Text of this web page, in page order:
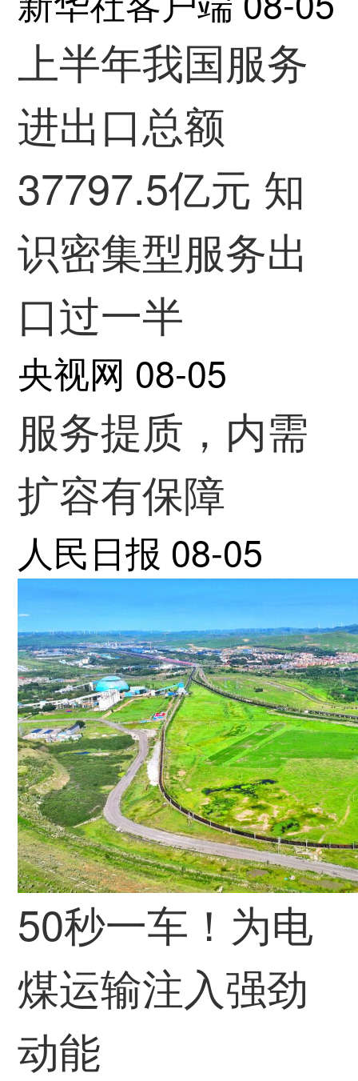
上半年我国服务
进出口总额
37797.5亿元 知
识密集型服务出
口过一半
央视网 08-05
服务提质，内需
扩容有保障
人民日报 08-05
50秒一车！为电
煤运输注入强劲
动能